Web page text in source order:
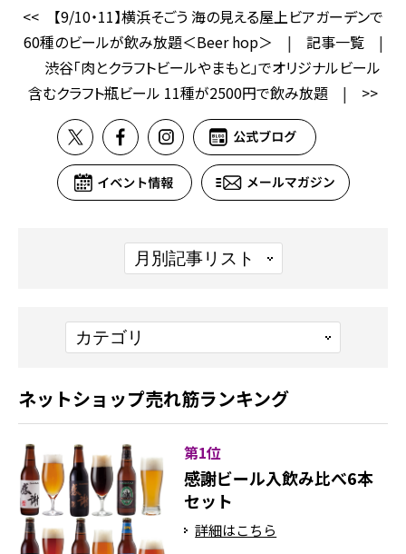
<<
【9/10・11】横浜そごう 海の見える屋上ビアガーデンで
60種のビールが飲み放題＜Beer hop＞ | 記事一覧|
渋谷「肉とクラフトビールやまもと」でオリジナルビール
含むクラフト瓶ビール 11種が2500円で飲み放題 | >>
ネットショップ売れ筋ランキング
第1位
感謝ビール入飲み比べ6本
セット
詳細はこちら